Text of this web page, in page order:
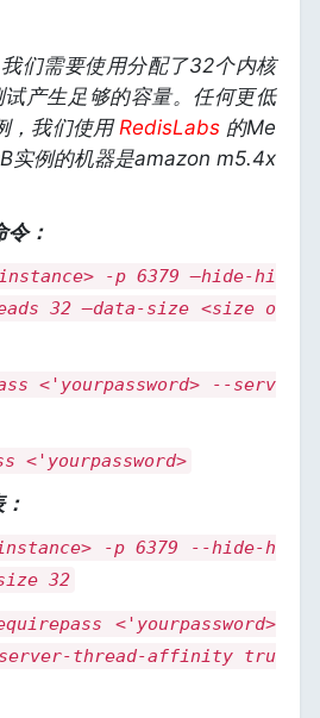
们需要使用分配了32个内核
产生足够的容量。任何更低
，我们使用RedisLabs的Me
实例的机器是amazon m5.4x
：
-p 6379 –hide-hi
32 –data-size <size o
<'yourpassword> --serv
<'yourpassword>
-p 6379 --hide-h
32
<'yourpassword>
thread-affinity tru